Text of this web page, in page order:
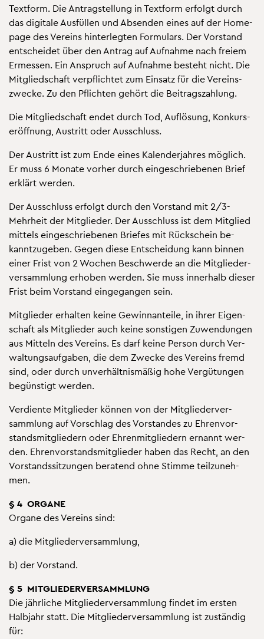
Text­form. Die An­trag­stel­lung in Text­form er­folgt durch
das di­gi­ta­le Aus­fül­len und Ab­sen­den eines auf der Home­
page des Ver­eins hin­ter­leg­ten For­mu­lars. Der Vor­stand
ent­schei­det über den An­trag auf Auf­nah­me nach frei­em
Er­mes­sen. Ein An­spruch auf Auf­nah­me be­steht nicht. Die
Mit­glied­schaft ver­pflich­tet zum Ein­satz für die Ver­eins­
zwe­cke. Zu den Pflich­ten ge­hört die Bei­trags­zah­lung.
Die Mit­glied­schaft endet durch Tod, Auf­lö­sung, Kon­kurs­
er­öff­nung, Aus­tritt oder Aus­schluss.
Der Aus­tritt ist zum Ende eines Ka­len­der­jah­res mög­lich.
Er muss 6 Mo­na­te vor­her durch ein­ge­schrie­be­nen Brief
er­klärt wer­den.
Der Aus­schluss er­folgt durch den Vor­stand mit 2/3-
Mehr­heit der Mit­glie­der. Der Aus­schluss ist dem Mit­glied
mit­tels ein­ge­schrie­be­nen Brie­fes mit Rück­schein be­
kannt­zu­ge­ben. Gegen diese Ent­schei­dung kann bin­nen
einer Frist von 2 Wo­chen Be­schwer­de an die Mit­glie­der­
ver­samm­lung er­ho­ben wer­den. Sie muss in­ner­halb die­ser
Frist beim Vor­stand ein­ge­gan­gen sein.
Mit­glie­der er­hal­ten keine Ge­winn­an­tei­le, in ihrer Ei­gen­
schaft als Mit­glie­der auch keine sons­ti­gen Zu­wen­dun­gen
aus Mit­teln des Ver­eins. Es darf keine Per­son durch Ver­
wal­tungs­auf­ga­ben, die dem Zwe­cke des Ver­eins fremd
sind, oder durch un­ver­hält­nis­mä­ßig hohe Ver­gü­tun­gen
be­güns­tigt wer­den.
Ver­dien­te Mit­glie­der kön­nen von der Mit­glie­der­ver­
samm­lung auf Vor­schlag des Vor­stan­des zu Eh­ren­vor­
stands­mit­glie­dern oder Eh­ren­mit­glie­dern er­nannt wer­
den. Eh­ren­vor­stands­mit­glie­der haben das Recht, an den
Vor­stands­sit­zun­gen be­ra­tend ohne Stim­me teil­zu­neh­
men.
§ 4 OR­GA­NE
Or­ga­ne des Ver­eins sind:
a) die Mit­glie­der­ver­samm­lung,
b) der Vor­stand.
§ 5 MIT­GLIE­DER­VER­SAMM­LUNG
Die jähr­li­che Mit­glie­der­ver­samm­lung fin­det im ers­ten
Halb­jahr statt. Die Mit­glie­der­ver­samm­lung ist zu­stän­dig
für: